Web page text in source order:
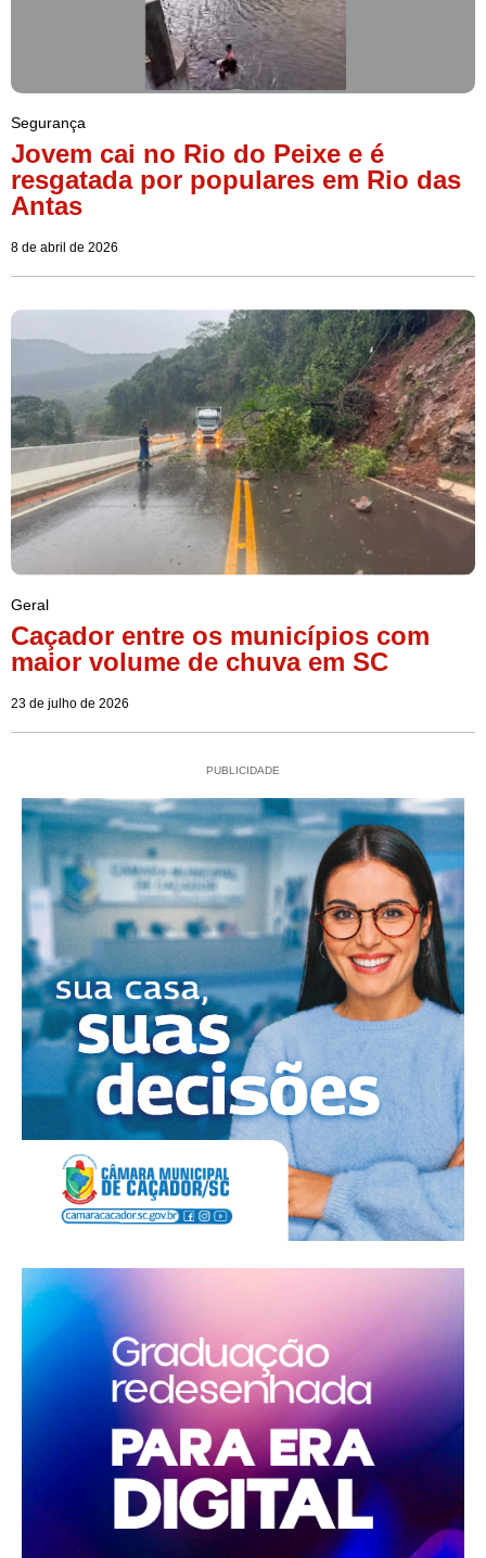
Segurança
Jovem cai no Rio do Peixe e é
resgatada por populares em Rio das
Antas
8 de abril de 2026
Geral
Caçador entre os municípios com
maior volume de chuva em SC
23 de julho de 2026
PUBLICIDADE